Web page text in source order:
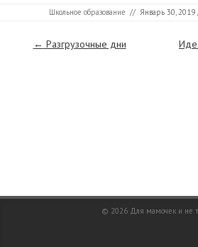
Школьное образование // Январь 30, 2019
← Разгрузочные дни
© 2026 Для мамочек и не